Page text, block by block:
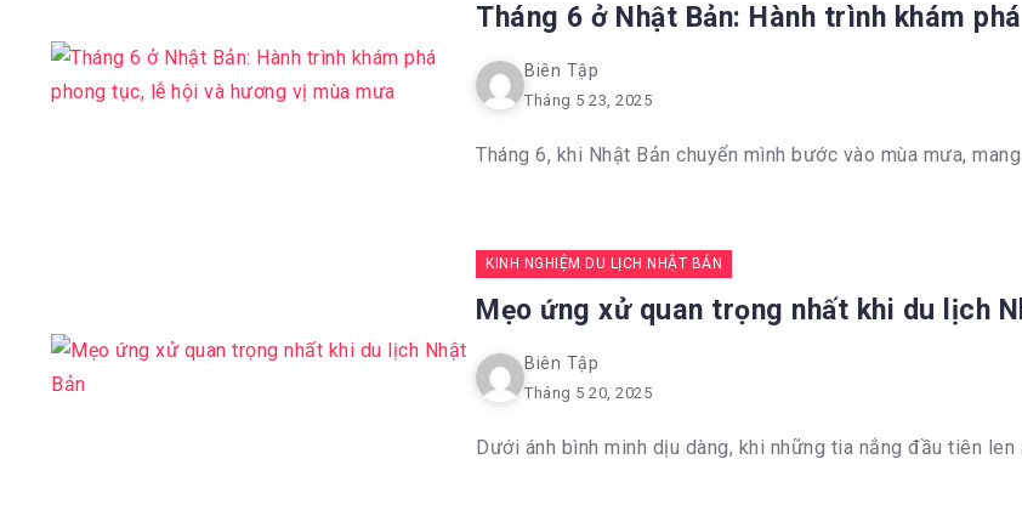
Tháng 6 ở Nhật Bản: Hành trình khám
Biên Tập
Tháng 5 23, 2025
Tháng 6, khi Nhật Bản chuyển mình bước vào mùa mưa,
KINH NGHIỆM DU LỊCH NHẬT BẢN
Mẹo ứng xử quan trọng nhất khi du lịch
Biên Tập
Tháng 5 20, 2025
Dưới ánh bình minh dịu dàng, khi những tia nắng đầu tiên len